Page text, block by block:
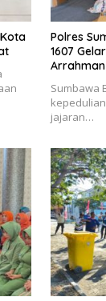
Polres
1607
Sumbawa
jajaran…